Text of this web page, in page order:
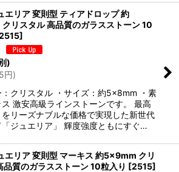
エリア 変則型 ティアドロップ 約
リスタル 高品質のガラスストーン 10
]
)
円)
：クリスタル ・サイズ：約5×8mm ・素
激安高級ラインストーンです。 最高
リーズナブルな価格で実現した新世代
「ジュエリア」 輝度強度ともにすぐ…
エリア 変則型 マーキス 約5×9mm クリ
品質のガラスストーン 10粒入り [2515]